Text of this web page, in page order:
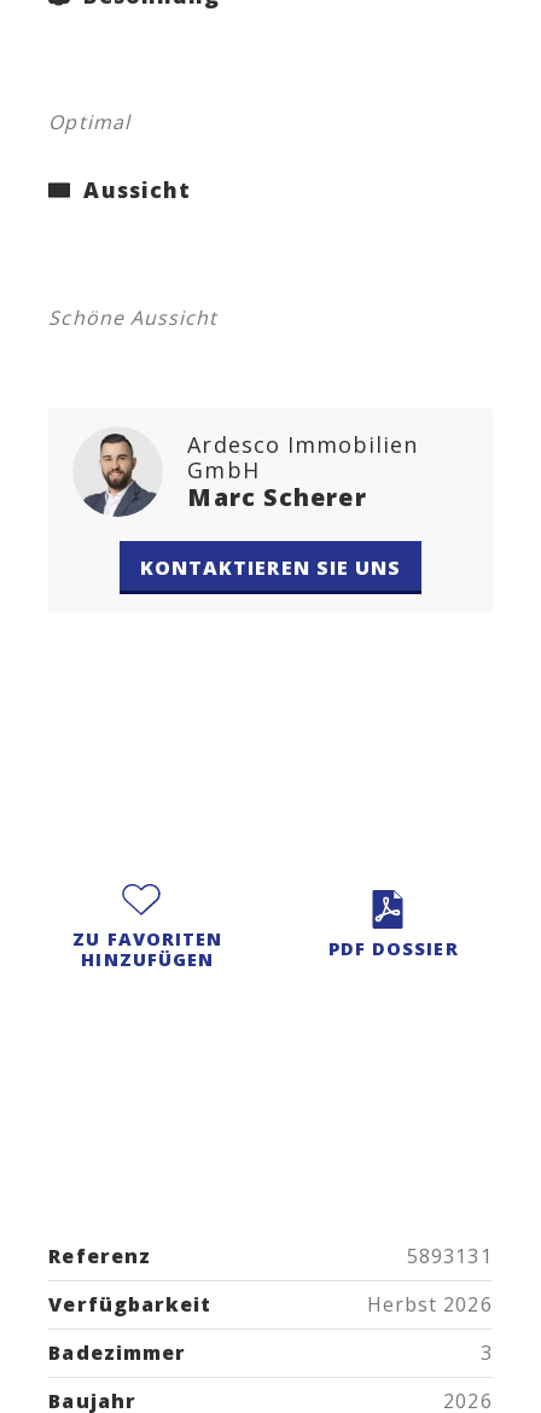
Ardesco Immobilien
GmbH
Marc Scherer
KONTAKTIEREN SIE UNS
ZU FAVORITEN
HINZUFÜGEN
PDF DOSSIER
Referenz
5893131
Verfügbarkeit
Herbst 2026
Badezimmer
3
Baujahr
2026
Optimal
Aussicht
Schöne Aussicht